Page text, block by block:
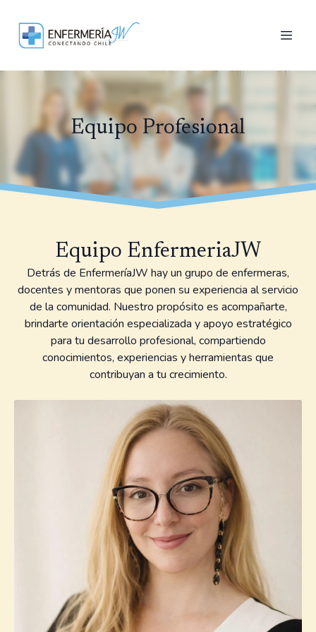
Equipo Profesional
Equipo EnfermeriaJW
Detrás de EnfermeríaJW hay un grupo de enfermeras,
docentes y mentoras que ponen su experiencia al servicio
de la comunidad. Nuestro propósito es acompañarte,
brindarte orientación especializada y apoyo estratégico
para tu desarrollo profesional, compartiendo
conocimientos, experiencias y herramientas que
contribuyan a tu crecimiento.